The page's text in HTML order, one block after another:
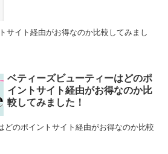
サイト経由がお得なのか比較してみまし
ベティーズビューティーはどのポ
イントサイト経由がお得なのか比
較してみました！
どのポイントサイト経由がお得なのか比較